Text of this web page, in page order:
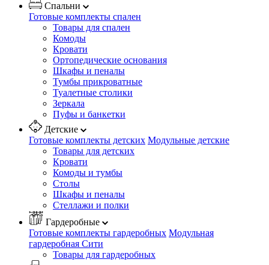
Спальни
Готовые комплекты спален
Товары для спален
Комоды
Кровати
Ортопедические основания
Шкафы и пеналы
Тумбы прикроватные
Туалетные столики
Зеркала
Пуфы и банкетки
Детские
Готовые комплекты детских Модульные детские
Товары для детских
Кровати
Комоды и тумбы
Столы
Шкафы и пеналы
Стеллажи и полки
Гардеробные
Готовые комплекты гардеробных Модульная
гардеробная Сити
Товары для гардеробных